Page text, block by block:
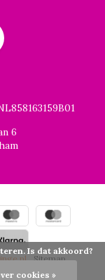
6
Sitemap
Is dat akkoord?
cookies »